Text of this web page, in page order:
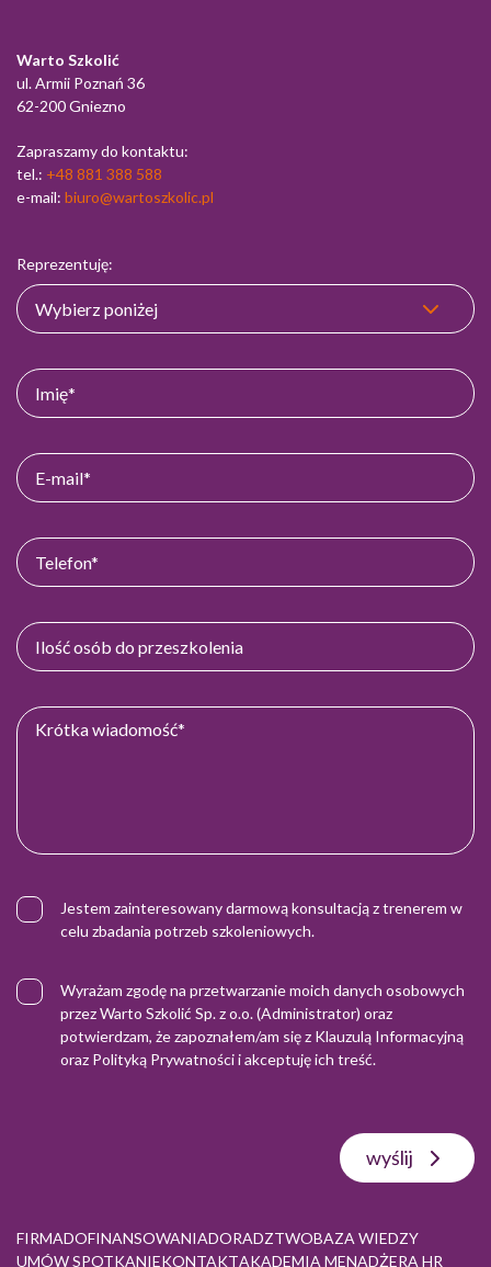
Warto Szkolić
ul. Armii Poznań 36
62-200 Gniezno
Zapraszamy do kontaktu:
tel.: +48 881 388 588
e-mail: biuro@wartoszkolic.pl
Reprezentuję:
Jestem zainteresowany darmową konsultacją z trenerem w
celu zbadania potrzeb szkoleniowych.
Wyrażam zgodę na przetwarzanie moich danych osobowych
przez Warto Szkolić Sp. z o.o. (Administrator) oraz
potwierdzam, że zapoznałem/am się z Klauzulą Informacyjną
oraz Polityką Prywatnościi akceptuję ich treść.
wyślij
FIRMADOFINANSOWANIADORADZTWOBAZA WIEDZY
UMÓW SPOTKANIEKONTAKTAKADEMIA MENADŻERA HR